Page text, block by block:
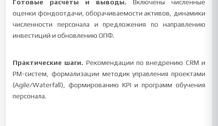
Готовые расчёты и выводы. Включены численные
оценки фондоотдачи, оборачиваемости активов, динамики
численности персонала и предложения по направлению
инвестиций и обновлению ОПФ.
Практические шаги. Рекомендации по внедрению CRM и
PM-систем, формализации методик управления проектами
(Agile/Waterfall), формированию KPI и программ обучения
персонала.